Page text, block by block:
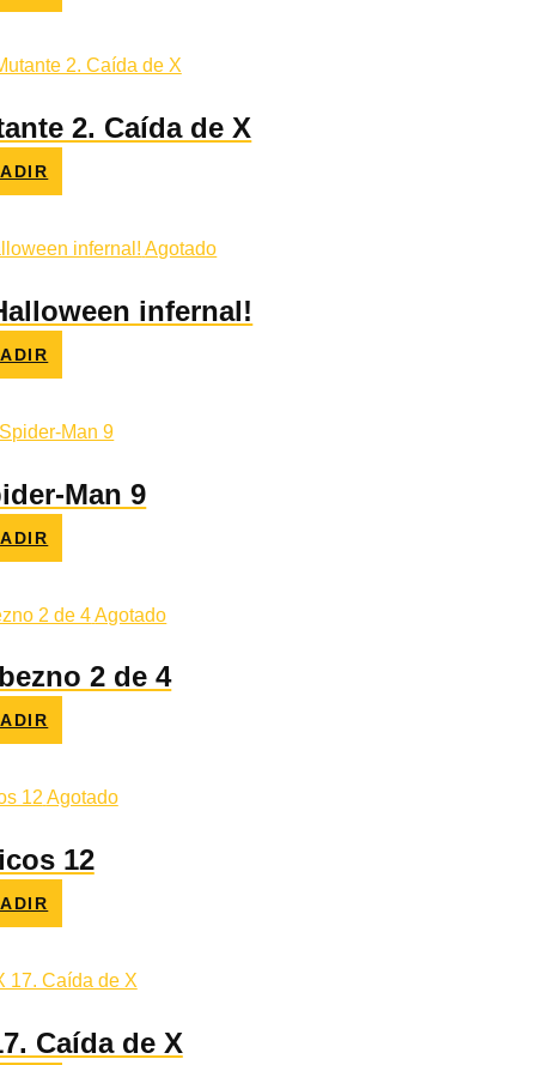
2. Caída de X
Agotado
infernal!
Man 9
Agotado
2 de 4
Agotado
12
Caída de X